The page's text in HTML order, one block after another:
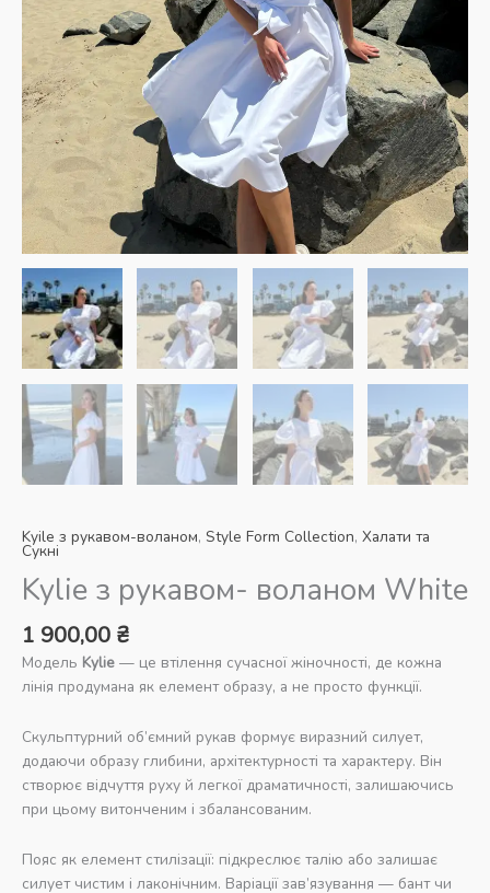
Kyile з рукавом-воланом, Style Form Collection, Халати та
Сукні
Kylie з рукавом- воланом White
1 900,00 ₴
Модель Kylie — це втілення сучасної жіночності, де кожна
лінія продумана як елемент образу, а не просто функції.
Скульптурний об’ємний рукав формує виразний силует,
додаючи образу глибини, архітектурності та характеру. Він
створює відчуття руху й легкої драматичності, залишаючись
при цьому витонченим і збалансованим.
Пояс як елемент стилізації: підкреслює талію або залишає
силует чистим і лаконічним. Варіації зав’язування — бант чи